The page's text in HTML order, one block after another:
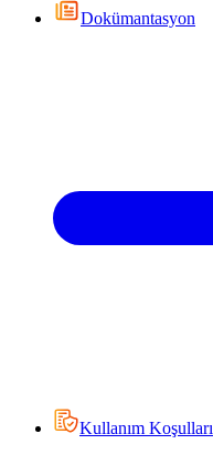
Dokümantasyon
Kullanım Koşulları